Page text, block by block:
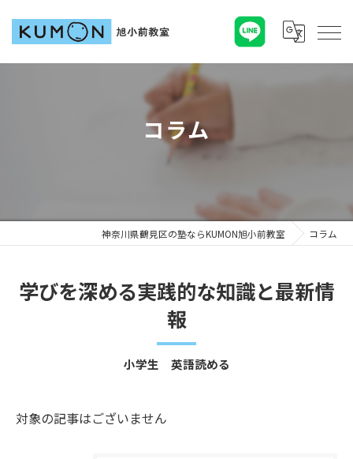
コラム
神奈川県鶴見区の塾ならKUMON旭小前教室 コラム
学びを深める実践的な知識と最新情
報
小学生 英語読める
対象の記事はございません